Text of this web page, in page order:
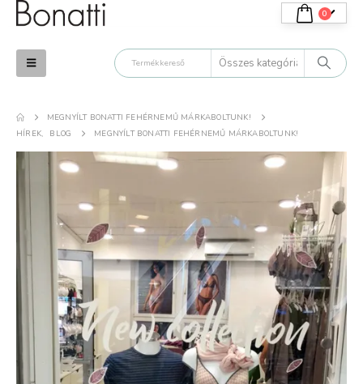
0
MEGNYÍLT BONATTI FEHÉRNEMŰ MÁRKABOLTUNK!
HÍREK, BLOG MEGNYÍLT BONATTI FEHÉRNEMŰ MÁRKABOLTUNK!